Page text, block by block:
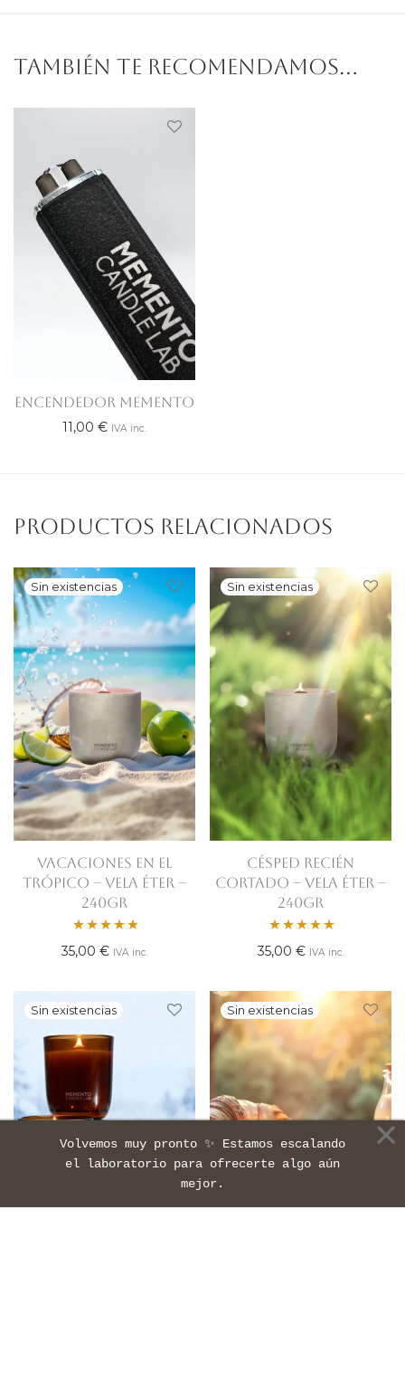
También te recomendamos…
ENCENDEDOR MEMENTO
11,00 € IVA inc.
Productos relacionados
VACACIONES EN EL
TRÓPICO – VELA ÉTER –
240gr
Valorado
de 5
35,00 € IVA inc.
CÉSPED RECIÉN
CORTADO – VELA ÉTER –
240gr
Valorado
de 5
35,00 € IVA inc.
Volvemos muy pronto ✨ Estamos escalando
el laboratorio para ofrecerte algo aún
mejor.